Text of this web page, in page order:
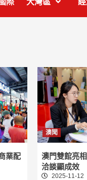
業配
澳聞
澳門雙館亮
洽談顯成效
2025-11-12